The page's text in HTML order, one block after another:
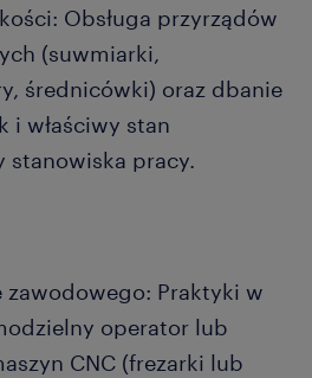
Obsługa przyrządów
(suwmiarki,
średnicówki) oraz dbanie
i właściwy stan
stanowiska pracy.
zawodowego: Praktyki w
operator lub
CNC (frezarki lub